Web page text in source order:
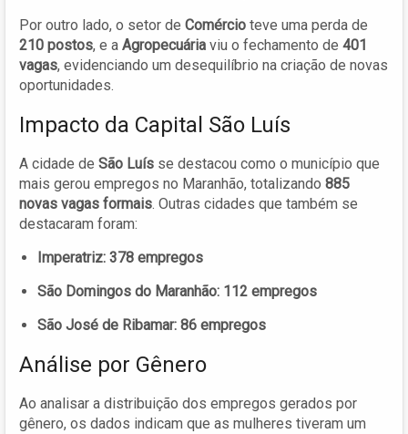
Por outro lado, o setor de Comércio teve uma perda de
210 postos, e a Agropecuária viu o fechamento de 401
vagas, evidenciando um desequilíbrio na criação de novas
oportunidades.
Impacto da Capital São Luís
A cidade de São Luís se destacou como o município que
mais gerou empregos no Maranhão, totalizando 885
novas vagas formais. Outras cidades que também se
destacaram foram:
Imperatriz: 378 empregos
São Domingos do Maranhão: 112 empregos
São José de Ribamar: 86 empregos
Análise por Gênero
Ao analisar a distribuição dos empregos gerados por
gênero, os dados indicam que as mulheres tiveram um